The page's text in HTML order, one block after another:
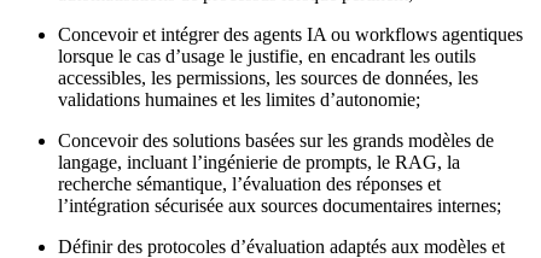
Concevoir et intégrer des agents IA ou workflows agentiques
lorsque le cas d’usage le justifie, en encadrant les outils
accessibles, les permissions, les sources de données, les
validations humaines et les limites d’autonomie;
Concevoir des solutions basées sur les grands modèles de
langage, incluant l’ingénierie de prompts, le RAG, la
recherche sémantique, l’évaluation des réponses et
l’intégration sécurisée aux sources documentaires internes;
Définir des protocoles d’évaluation adaptés aux modèles et